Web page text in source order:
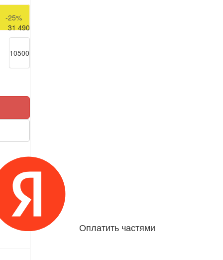
41 990
-25%
31 490
10500
Оплатить частями